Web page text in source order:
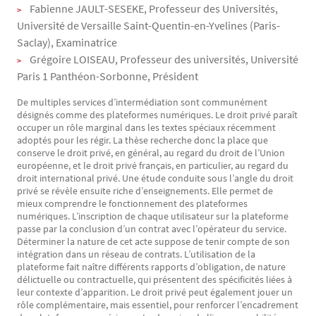
Fabienne JAULT-SESEKE, Professeur des Universités,
Université de Versaille Saint-Quentin-en-Yvelines (Paris-
Saclay), Examinatrice
Grégoire LOISEAU, Professeur des universités, Université
Paris 1 Panthéon-Sorbonne, Président
De multiples services d’intermédiation sont communément
désignés comme des plateformes numériques. Le droit privé paraît
occuper un rôle marginal dans les textes spéciaux récemment
adoptés pour les régir. La thèse recherche donc la place que
conserve le droit privé, en général, au regard du droit de l’Union
européenne, et le droit privé français, en particulier, au regard du
droit international privé. Une étude conduite sous l’angle du droit
privé se révèle ensuite riche d’enseignements. Elle permet de
mieux comprendre le fonctionnement des plateformes
numériques. L’inscription de chaque utilisateur sur la plateforme
passe par la conclusion d’un contrat avec l’opérateur du service.
Déterminer la nature de cet acte suppose de tenir compte de son
intégration dans un réseau de contrats. L’utilisation de la
plateforme fait naître différents rapports d’obligation, de nature
délictuelle ou contractuelle, qui présentent des spécificités liées à
leur contexte d’apparition. Le droit privé peut également jouer un
rôle complémentaire, mais essentiel, pour renforcer l’encadrement